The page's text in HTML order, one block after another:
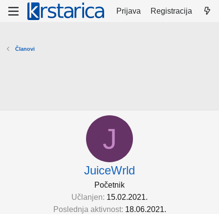
Prijava Registracija
Članovi
J
JuiceWrld
Početnik
Učlanjen 15.02.2021.
Poslednja aktivnost 18.06.2021.